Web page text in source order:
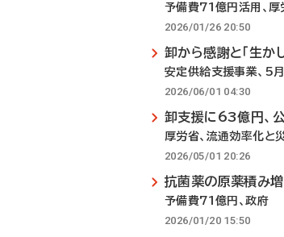
予備費71億円活用、厚
2026/01/26 20:50
卸から感謝と「生か
安定供給支援事業、5
2026/06/01 04:30
卸支援に63億円、
厚労省、流通効率化と
2026/05/01 20:26
抗菌薬の原薬積み
予備費71億円、政府
2026/01/20 15:50